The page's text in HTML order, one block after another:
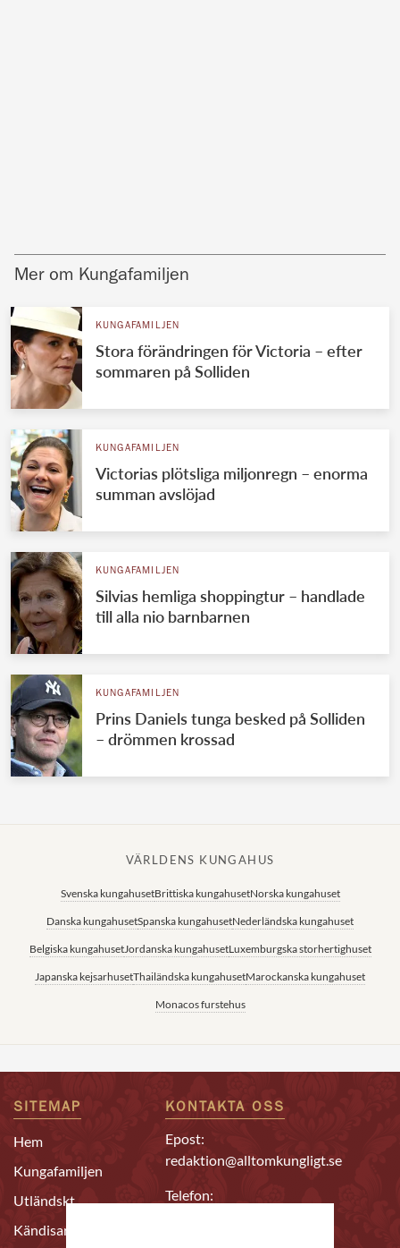
Mer om Kungafamiljen
KUNGAFAMILJEN
Stora förändringen för Victoria – efter
sommaren på Solliden
KUNGAFAMILJEN
Victorias plötsliga miljonregn – enorma
summan avslöjad
KUNGAFAMILJEN
Silvias hemliga shoppingtur – handlade
till alla nio barnbarnen
KUNGAFAMILJEN
Prins Daniels tunga besked på Solliden
– drömmen krossad
VÄRLDENS KUNGAHUS
Svenska kungahusetBrittiska kungahusetNorska kungahuset
Danska kungahusetSpanska kungahusetNederländska kungahuset
Belgiska kungahusetJordanska kungahusetLuxemburgska storhertighuset
Japanska kejsarhusetThailändska kungahusetMarockanska kungahuset
Monacos furstehus
SITEMAP
Hem
Kungafamiljen
Utländskt
Kändisar
KONTAKTA OSS
Epost:
redaktion@alltomkungligt.se
Telefon: